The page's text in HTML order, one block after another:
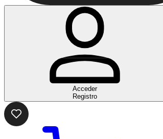
Acceder
Registro